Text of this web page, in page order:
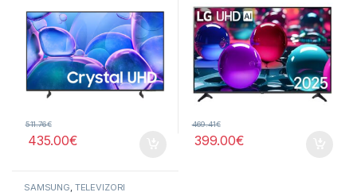
511.76€
435.00€
469.41€
399.00€
SAMSUNG, TELEVIZORI